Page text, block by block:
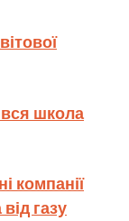
школа
компанії
газу